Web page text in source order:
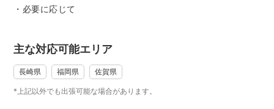
皆様、はじめまして！
出張カメラマンの竹部と申します。
長崎の端っこ！先日世界遺産に登録された軍艦島が目の前
に見える小さな浜辺
・必要に応じて
主な対応可能エリア
長崎県 福岡県 佐賀県
*上記以外でも出張可能な場合があります。